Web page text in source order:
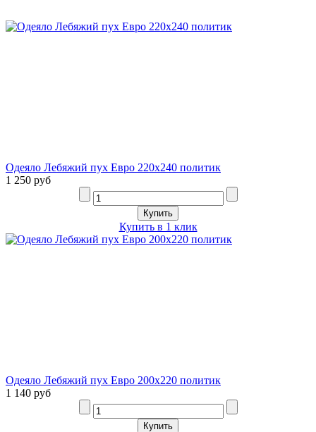
Одеяло Лебяжий пух Евро 220х240 политик
1 250 руб
Купить в 1 клик
Одеяло Лебяжий пух Евро 200х220 политик
1 140 руб